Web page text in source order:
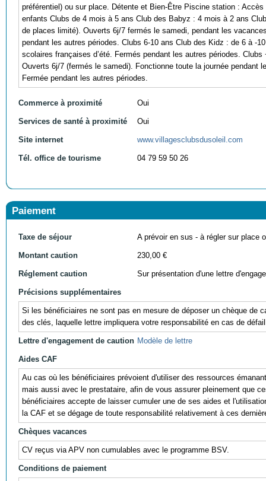
préférentiel) ou sur place. Détente et Bien-Être Piscine station :
enfants Clubs de 4 mois à 5 ans Club des Babyz : 4 mois à 2 ans
de places limité). Ouverts 6j/7 fermés le samedi, pendant les
pendant les autres périodes. Clubs 6-10 ans Club des Kidz : de 6 à -
scolaires françaises d’été. Fermés pendant les autres périodes.
Ouverts 6j/7 (fermés le samedi). Fonctionne toute la journée pendant
Fermée pendant les autres périodes.
Commerce à proximité Oui
Services de santé à proximité Oui
Site internet www.villagesclubsdusoleil.com
Tél. office de tourisme 04 79 59 50 26
Paiement
Taxe de séjour A prévoir en sus - à régler sur place
Montant caution 230,00 €
Réglement caution Sur présentation d'une lettre
Précisions supplémentaires
Si les bénéficiaires ne sont pas en mesure de déposer un chèque de
des clés, laquelle lettre impliquera votre responsabilité en cas de
Lettre d'engagement de caution Modèle de lettre
Aides CAF
Au cas où les bénéficiaires prévoient d'utiliser des ressources
mais aussi avec le prestataire, afin de vous assurer pleinement que
bénéficiaires accepte de laisser cumuler une de ses aides et
la CAF et se dégage de toute responsabilité relativement à ces
Chèques vacances
CV reçus via APV non cumulables avec le programme BSV.
Conditions de paiement